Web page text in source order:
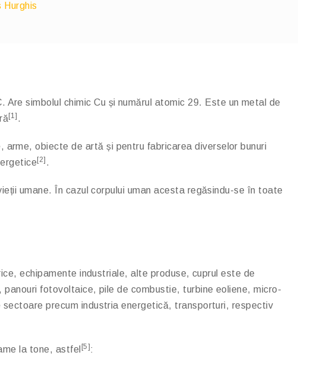
Hurghis
Are simbolul chimic Cu și numărul atomic 29. Este un metal de
[1] .
obiecte de artă și pentru fabricarea diverselor bunuri
[2] .
umane. În cazul corpului uman acesta regăsindu-se în toate
echipamente industriale, alte produse, cuprul este de
fotovoltaice, pile de combustie, turbine eoliene, micro-
precum industria energetică, transporturi, respectiv
la tone, astfel [5] :